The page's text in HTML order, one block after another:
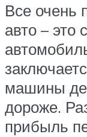
Все очень
авто – это
машины
дороже.
прибыль